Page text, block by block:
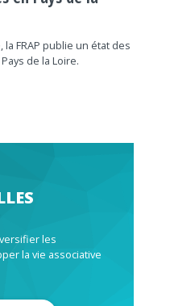
la FRAP publie un état des
de la Loire.
les
la vie associative